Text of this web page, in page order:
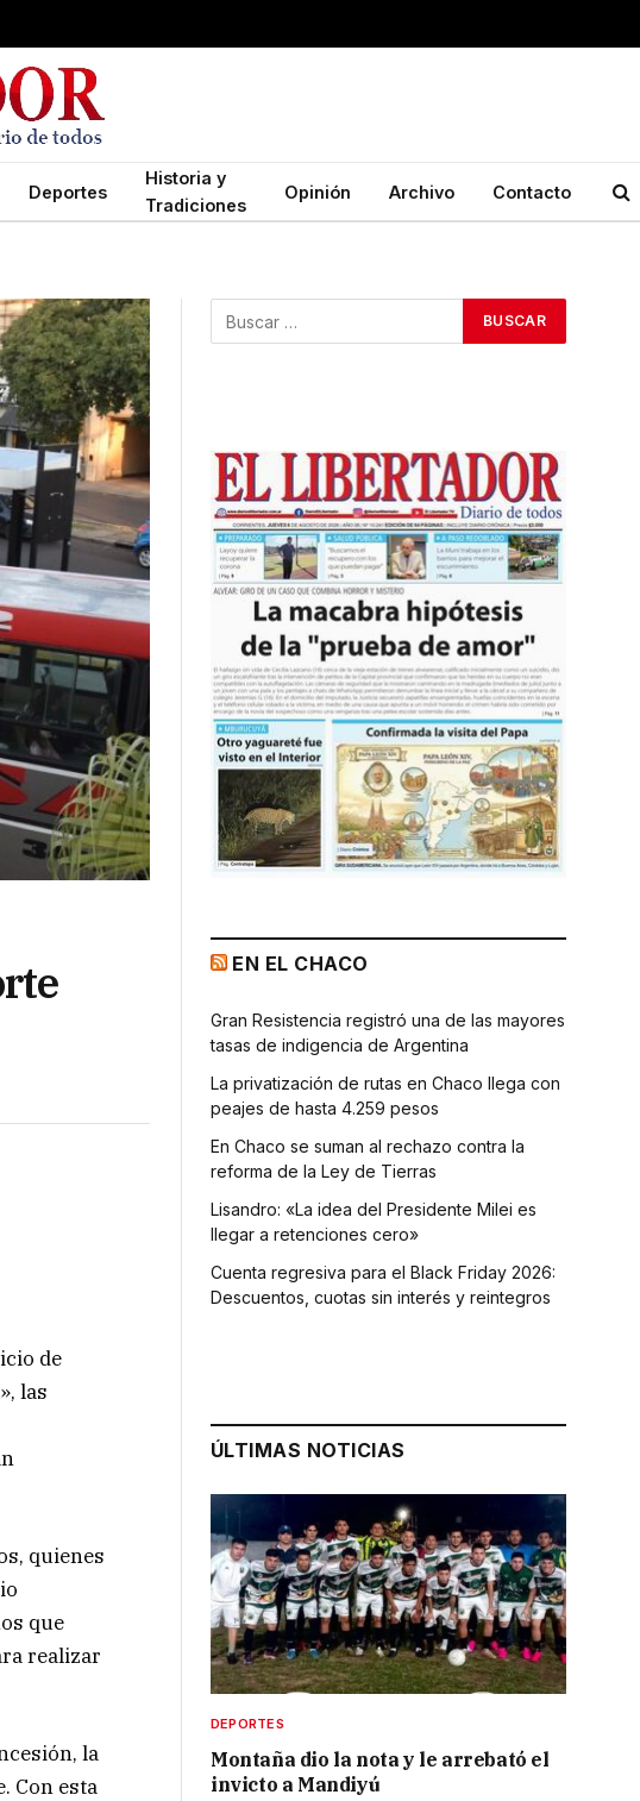
Deportes
Historia y
Tradiciones
Opinión Archivo Contacto
de
las
quienes
que
realizar
la
Con esta
EN EL CHACO
Gran Resistencia registró una de las mayores
tasas de indigencia de Argentina
La privatización de rutas en Chaco llega con
peajes de hasta 4.259 pesos
En Chaco se suman al rechazo contra la
reforma de la Ley de Tierras
Lisandro: «La idea del Presidente Milei es
llegar a retenciones cero»
Cuenta regresiva para el Black Friday 2026:
Descuentos, cuotas sin interés y reintegros
ÚLTIMAS NOTICIAS
DEPORTES
Montaña dio la nota y le arrebató el
invicto a Mandiyú